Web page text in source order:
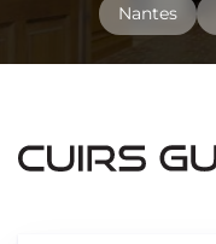
Nantes